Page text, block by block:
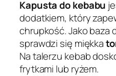
Kapusta do kebabu
dodatkiem, który
chrupkość. Jako baza
sprawdzi się miękka
Na talerzu kebab
frytkami lub ryżem.